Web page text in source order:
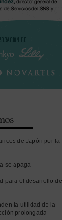
de Japón por la
se apaga
para el desarrollo de
la utilidad de la
prolongada